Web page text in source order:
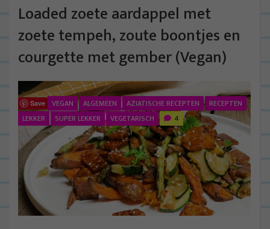
Loaded zoete aardappel met
zoete tempeh, zoute boontjes en
courgette met gember (Vegan)
Save VEGAN ALGEMEEN AZIATISCHE RECEPTEN
RECEPTEN
LEKKER
SUPER LEKKER VEGETARISCH 4